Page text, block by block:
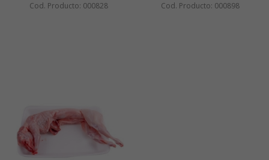
Cod. Producto: 000828 Cod. Producto: 000898